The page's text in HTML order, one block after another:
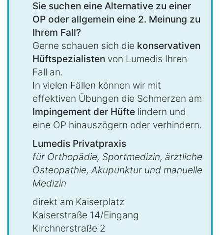
Sie suchen eine Alternative zu einer
OP oder allgemein eine 2. Meinung zu
Ihrem Fall?
Gerne schauen sich die konservativen
Hüftspezialisten von Lumedis Ihren
Fall an.
In vielen Fällen können wir mit
effektiven Übungen die Schmerzen am
Impingement der Hüfte lindern und
eine OP hinauszögern oder verhindern.
Lumedis Privatpraxis
für Orthopädie, Sportmedizin, ärztliche
Osteopathie, Akupunktur und manuelle
Medizin
direkt am Kaiserplatz
Kaiserstraße 14/Eingang
Kirchnerstraße 2